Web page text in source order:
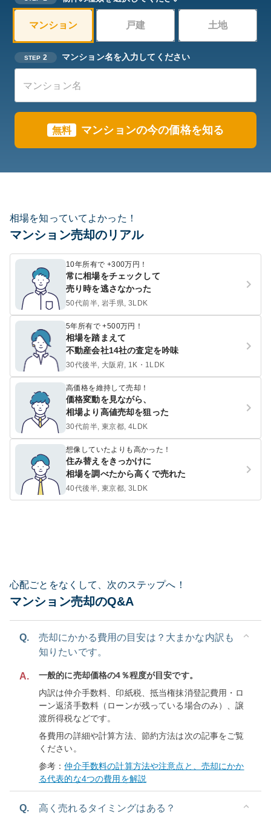
マンション 戸建 土地
STEP 2 マンション名を入力してください
無料 マンションの今の価格を知る
相場を知っていてよかった！
マンション売却のリアル
10年所有で +300万円！
常に相場をチェックして
売り時を逃さなかった
50代前半, 岩手県, 3LDK
5年所有で +500万円！
相場を踏まえて
不動産会社14社の査定を吟味
30代後半, 大阪府, 1K・1LDK
高価格を維持して売却！
価格変動を見ながら、
相場より高値売却を狙った
30代前半, 東京都, 4LDK
想像していたよりも高かった！
住み替えをきっかけに
相場を調べたから高くで売れた
40代後半, 東京都, 3LDK
心配ごとをなくして、次のステップへ！
マンション売却のQ&A
Q.
売却にかかる費用の目安は？大まかな内訳も
知りたいです。
A.
一般的に売却価格の4％程度が目安です。
内訳は仲介手数料、印紙税、抵当権抹消登記費用・ロ
ーン返済手数料（ローンが残っている場合のみ）、譲
渡所得税などです。
各費用の詳細や計算方法、節約方法は次の記事をご覧
ください。
参考：仲介手数料の計算方法や注意点と、売却にかか
る代表的な4つの費用を解説
Q. 高く売れるタイミングはある？